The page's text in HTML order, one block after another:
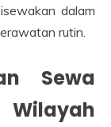
dalam
rutin.
Sewa